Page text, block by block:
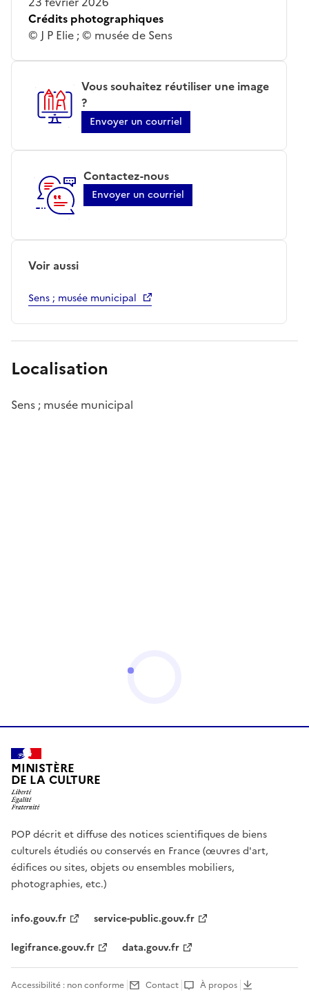
Crédits photographiques
© J P Elie ; © musée de Sens
Vous souhaitez réutiliser une image
?
Envoyer un courriel
Contactez-nous
Envoyer un courriel
Voir aussi
Sens ; musée municipal
Localisation
Sens ; musée municipal
MINISTÈRE
DE LA CULTURE
POP décrit et diffuse des notices scientifiques de biens
culturels étudiés ou conservés en France (œuvres d'art,
édifices ou sites, objets ou ensembles mobiliers,
photographies, etc.)
info.gouv.fr
service-public.gouv.fr
legifrance.gouv.fr
data.gouv.fr
Accessibilité : non conforme Contact À propos